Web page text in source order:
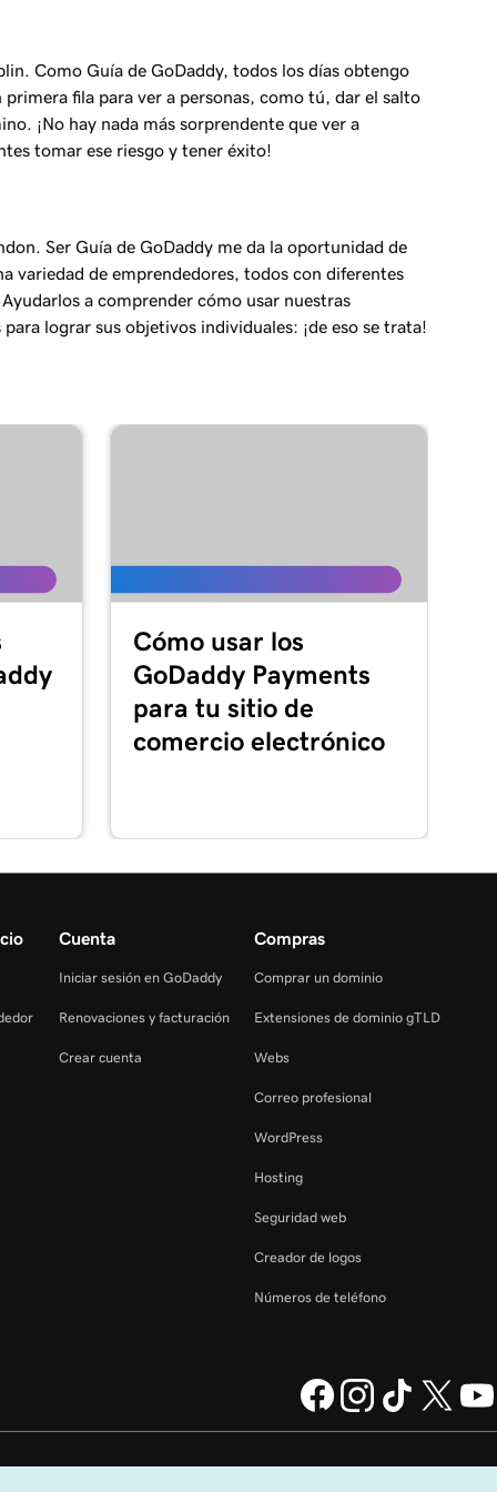
Como Guía de GoDaddy, todos los días obtengo
primera fila para ver a personas, como tú, dar el salto
¡No hay nada más sorprendente que ver a
tomar ese riesgo y tener éxito!
Ser Guía de GoDaddy me da la oportunidad de
variedad de emprendedores, todos con diferentes
a comprender cómo usar nuestras
lograr sus objetivos individuales: ¡de eso se trata!
Cómo usar los
GoDaddy Payments
para tu sitio de
comercio electrónico
Cuenta
Iniciar sesión en GoDaddy
Renovaciones y facturación
Crear cuenta
Compras
Comprar un dominio
Extensiones de dominio gTLD
Webs
Correo profesional
WordPress
Hosting
Seguridad web
Creador de logos
Números de teléfono